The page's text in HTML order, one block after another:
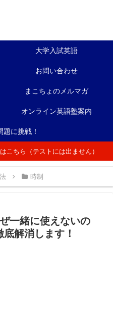
大学入試英語
お問い合わせ
まこちょのメルマガ
オンライン英語塾案内
題に挑戦！
こちら（テストには出ません）
時制
一緒に使えないの
解消します！